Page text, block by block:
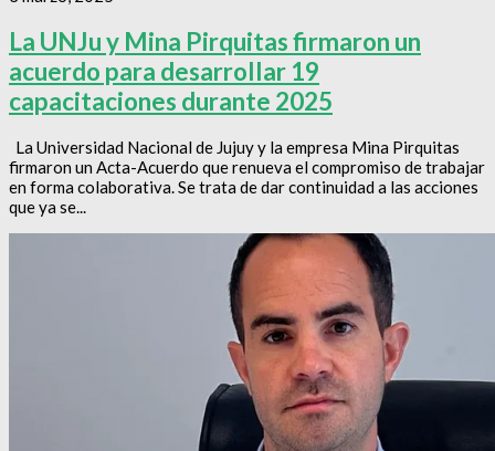
La UNJu y Mina Pirquitas firmaron un
acuerdo para desarrollar 19
capacitaciones durante 2025
La Universidad Nacional de Jujuy y la empresa Mina Pirquitas
firmaron un Acta-Acuerdo que renueva el compromiso de trabajar
en forma colaborativa. Se trata de dar continuidad a las acciones
que ya se...